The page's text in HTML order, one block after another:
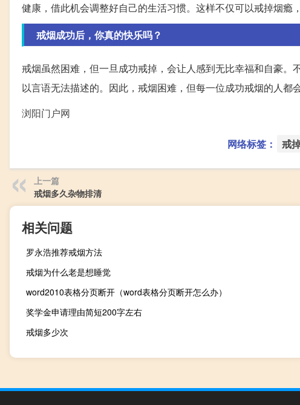
健康，借此机会调整好自己的生活习惯。这样不仅可以戒掉烟瘾
戒烟成功后，你真的快乐吗？
戒烟虽然困难，但一旦成功戒掉，会让人感到无比幸福和自豪
以言语无法描述的。因此，戒烟困难，但每一位成功戒烟的人都
浏阳门户网
网络标签： 戒
上一篇
戒烟多久杂物排清
相关问题
罗永浩推荐戒烟方法
戒烟为什么老是想睡觉
word2010表格分页断开（word表格分页断开怎么办）
奖学金申请理由简短200字左右
戒烟多少次